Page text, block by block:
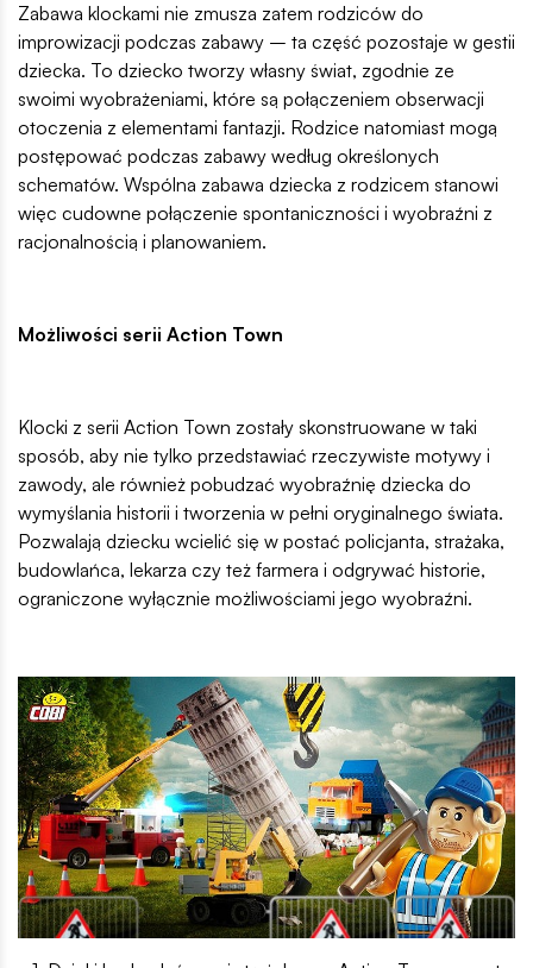
Zabawa klockami nie zmusza zatem rodziców do
improwizacji podczas zabawy – ta część pozostaje w gestii
dziecka. To dziecko tworzy własny świat, zgodnie ze
swoimi wyobrażeniami, które są połączeniem obserwacji
otoczenia z elementami fantazji. Rodzice natomiast mogą
postępować podczas zabawy według określonych
schematów. Wspólna zabawa dziecka z rodzicem stanowi
więc cudowne połączenie spontaniczności i wyobraźni z
racjonalnością i planowaniem.
Możliwości serii Action Town
Klocki z serii Action Town zostały skonstruowane w taki
sposób, aby nie tylko przedstawiać rzeczywiste motywy i
zawody, ale również pobudzać wyobraźnię dziecka do
wymyślania historii i tworzenia w pełni oryginalnego świata.
Pozwalają dziecku wcielić się w postać policjanta, strażaka,
budowlańca, lekarza czy też farmera i odgrywać historie,
ograniczone wyłącznie możliwościami jego wyobraźni.